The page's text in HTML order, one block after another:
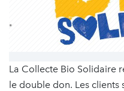
La Collecte Bio Solidaire
le double don. Les clients